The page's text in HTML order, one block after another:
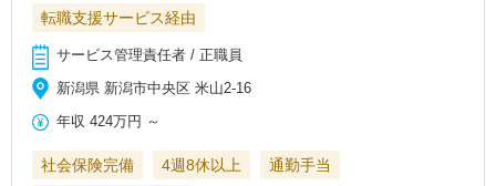
転職支援サービス経由
サービス管理責任者 / 正職員
新潟県 新潟市中央区 米山2-16
年収 424万円 ～
社会保険完備 4週8休以上
通勤手当